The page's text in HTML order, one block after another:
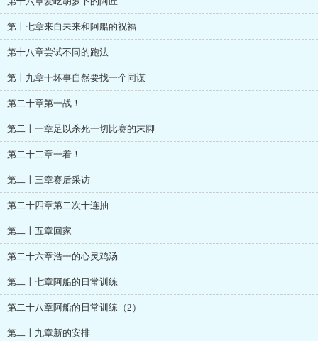
第十七章来自未来和阿船的祝福
第十八章尝试不同的跑法
第十九章干坏事自然要找一个同谋
第二十章第一战！
第二十一章足以杀死一切比赛的末脚
第二十二章一着！
第二十三章赛后采访
第二十四章第二次十连抽
第二十五章回家
第二十六章浩一的心灵鸡汤
第二十七章阿船的日常训练
第二十八章阿船的日常训练（2）
第二十九章新的安排